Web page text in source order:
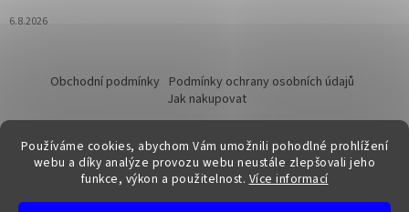
Používáme cookies, abychom Vám umožnili pohodlné prohlížení
webu a díky analýze provozu webu neustále zlepšovali jeho
funkce, výkon a použitelnost. Více informací
6.8.2026
Obchodní podmínky Podmínky ochrany osobních údajů
Jak nakupovat
Vytvořil Shoptet